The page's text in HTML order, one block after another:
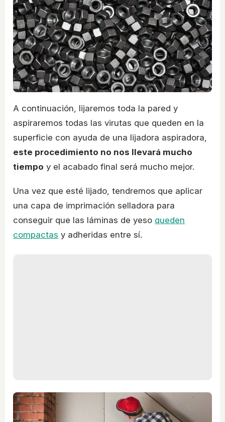
A continuación, lijaremos toda la pared y
aspiraremos todas las virutas que queden en la
superficie con ayuda de una lijadora aspiradora,
este procedimiento no nos llevará mucho
tiempo y el acabado final será mucho mejor.
Una vez que esté lijado, tendremos que aplicar
una capa de imprimación selladora para
conseguir que las láminas de yeso queden
compactas y adheridas entre sí.